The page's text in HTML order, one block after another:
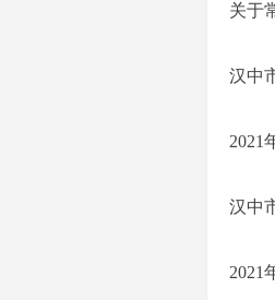
关于
汉中
2021
汉中
2021